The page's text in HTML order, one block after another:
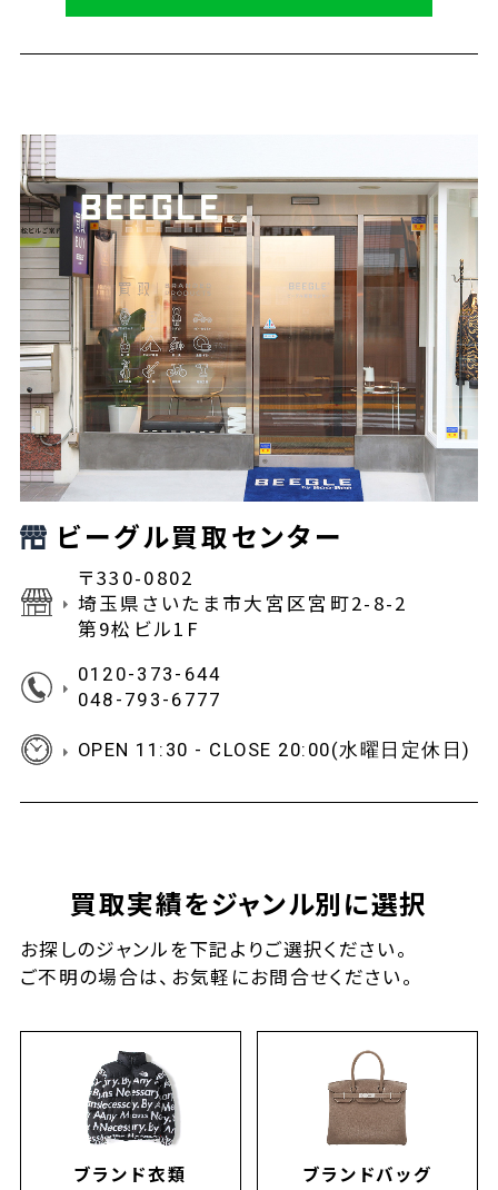
ビーグル買取センター
〒330-0802
埼玉県さいたま市大宮区宮町2-8-2
第9松ビル1F
0120-373-644
048-793-6777
OPEN 11:30 - CLOSE 20:00(水曜日定休日)
買取実績をジャンル別に選択
お探しのジャンルを下記よりご選択ください。
ご不明の場合は、お気軽にお問合せください。
ブランド衣類 ブランドバッグ